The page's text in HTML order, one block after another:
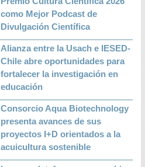
como Mejor Podcast de
Divulgación Científica
Alianza entre la Usach e IESED-
Chile abre oportunidades para
fortalecer la investigación en
educación
Consorcio Aqua Biotechnology
presenta avances de sus
proyectos I+D orientados a la
acuicultura sostenible